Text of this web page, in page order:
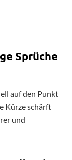
Sprüche
auf den Punkt
Kürze schärft
und